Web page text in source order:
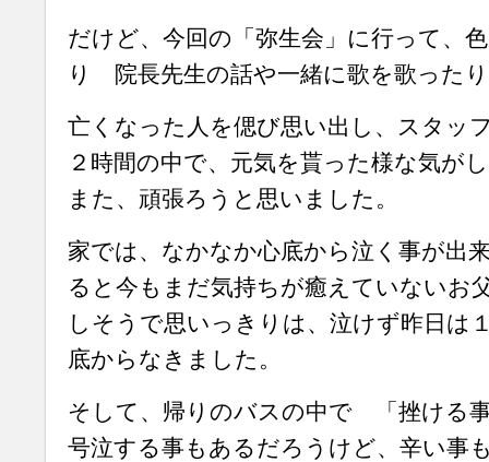
だけど、今回の「弥生会」に行って、
り 院長先生の話や一緒に歌を歌った
亡くなった人を偲び思い出し、スタッ
２時間の中で、元気を貰った様な気が
また、頑張ろうと思いました。
家では、なかなか心底から泣く事が出
ると今もまだ気持ちが癒えていないお
しそうで思いっきりは、泣けず昨日は
底からなきました。
そして、帰りのバスの中で 「挫ける
号泣する事もあるだろうけど、辛い事